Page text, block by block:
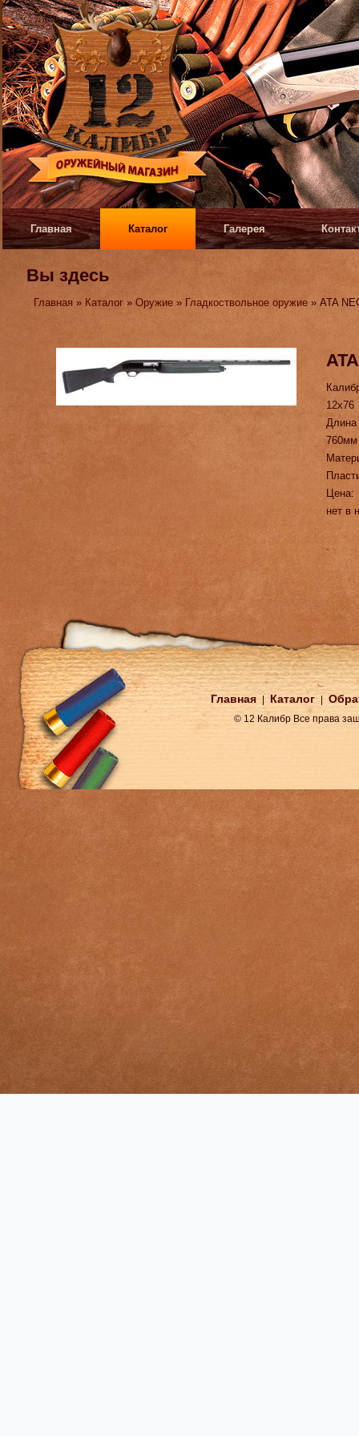
Главная Каталог Галерея
Вы здесь
Главная » Каталог »Оружие » Гладкоствольное оружие » ATA
12х76
760мм
Цена:
нет в
.
Главная Каталог
© 12 Калибр Все права